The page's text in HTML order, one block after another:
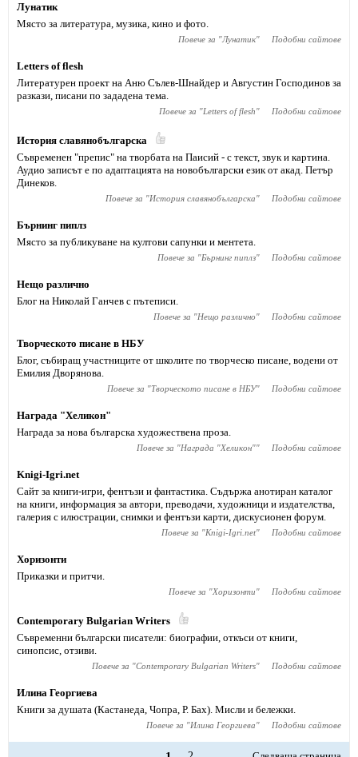
Лунатик
Място за литература, музика, кино и фото.
Повече за "Лунатик" Подобни сайтове
Letters of flesh
Литературен проект на Аню Сълев-Шнайдер и Августин Господинов за
разкази, писани по зададена тема.
Повече за "Letters of flesh" Подобни сайтове
История славянобългарска
Съвременен "препис" на творбата на Паисий - с текст, звук и картина.
Аудио записът е по адаптацията на новобългарски език от акад. Петър
Динеков.
Повече за "История славянобългарска" Подобни сайтове
Бърнинг пиплз
Място за публикуване на култови сапунки и ментета.
Повече за "Бърнинг пиплз" Подобни сайтове
Нещо различно
Блог на Николай Ганчев с пътеписи.
Повече за "Нещо различно" Подобни сайтове
Творческото писане в НБУ
Блог, събиращ участниците от школите по творческо писане, водени от
Емилия Дворянова.
Повече за "Творческото писане в НБУ" Подобни сайтове
Награда "Хеликон"
Награда за нова българска художествена проза.
Повече за "Награда "Хеликон"" Подобни сайтове
Knigi-Igri.net
Сайт за книги-игри, фентъзи и фантастика. Съдържа анотиран каталог
на книги, информация за автори, преводачи, художници и издателства,
галерия с илюстрации, снимки и фентъзи карти, дискусионен форум.
Повече за "Knigi-Igri.net" Подобни сайтове
Хоризонти
Приказки и притчи.
Повече за "Хоризонти" Подобни сайтове
Contemporary Bulgarian Writers
Съвременни български писатели: биографии, откъси от книги,
синопсис, отзиви.
Повече за "Contemporary Bulgarian Writers" Подобни сайтове
Илина Георгиева
Книги за душата (Кастанеда, Чопра, Р. Бах). Мисли и бележки.
Повече за "Илина Георгиева" Подобни сайтове